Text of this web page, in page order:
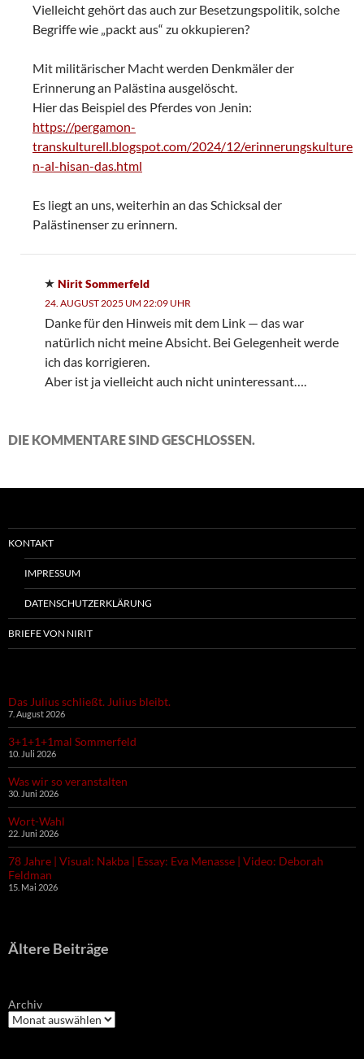
Vielleicht gehört das auch zur Besetzungspolitik, solche
Begriffe wie „packt aus“ zu okkupieren?
Mit militärischer Macht werden Denkmäler der
Erinnerung an Palästina ausgelöscht.
Hier das Beispiel des Pferdes von Jenin:
https://pergamon-
transkulturell.blogspot.com/2024/12/erinnerungskulture
n-al-hisan-das.html
Es liegt an uns, weiterhin an das Schicksal der
Palästinenser zu erinnern.
Nirit Sommerfeld
24. AUGUST 2025 UM 22:09 UHR
Danke für den Hinweis mit dem Link — das war
natürlich nicht meine Absicht. Bei Gelegenheit werde
ich das korrigieren.
Aber ist ja vielleicht auch nicht uninteressant….
DIE KOMMENTARE SIND GESCHLOSSEN.
KONTAKT
IMPRESSUM
DATENSCHUTZERKLÄRUNG
BRIEFE VON NIRIT
Das Julius schließt. Julius bleibt.
7. August 2026
3+1+1+1mal Sommerfeld
10. Juli 2026
Was wir so veranstalten
30. Juni 2026
Wort-Wahl
22. Juni 2026
78 Jahre | Visual: Nakba | Essay: Eva Menasse | Video: Deborah
Feldman
15. Mai 2026
Ältere Beiträge
Archiv